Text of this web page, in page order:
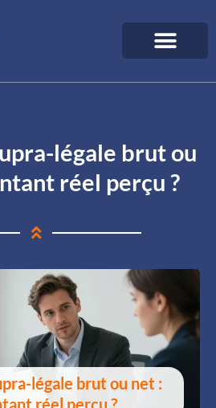
légale brut ou
réel perçu ?
légale brut ou net :
réel perçu ?